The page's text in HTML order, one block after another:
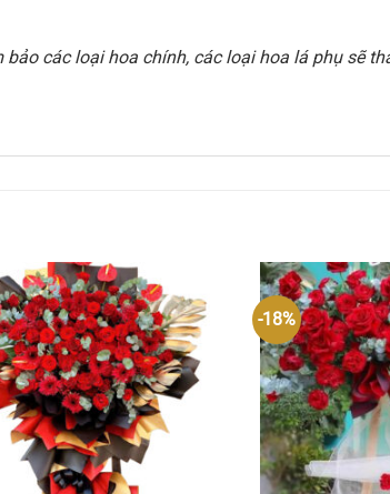
các loại hoa chính, các loại hoa lá phụ sẽ
-18%